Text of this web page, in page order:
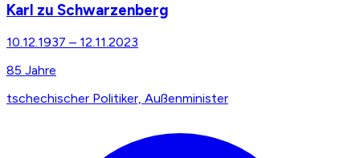
Karl zu Schwarzenberg
10.12.1937 – 12.11.2023
85 Jahre
tschechischer Politiker, Außenminister